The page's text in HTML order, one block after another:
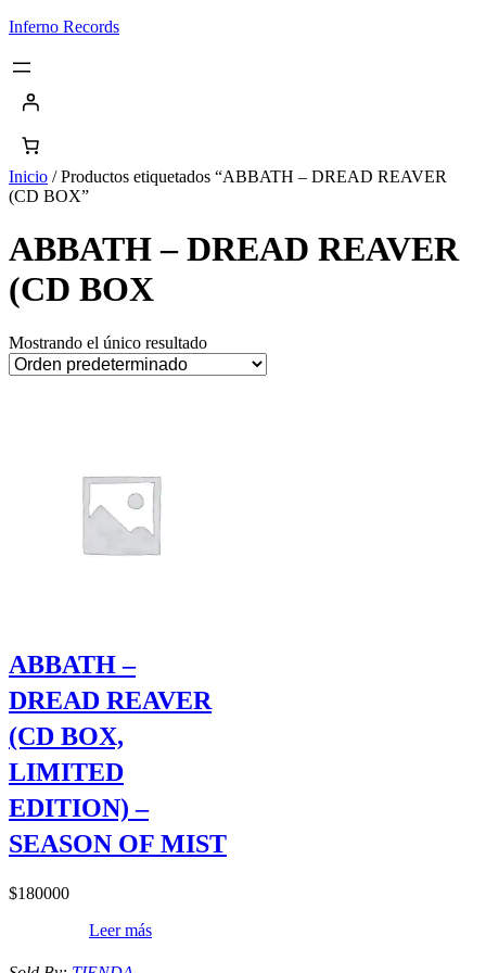
Saltar
contenido
Inferno Records
Inicio / Productos etiquetados “ABBATH – DREAD REAVER
(CD BOX”
ABBATH – DREAD REAVER
(CD BOX
Mostrando el único resultado
ABBATH –
DREAD REAVER
(CD BOX,
LIMITED
EDITION) –
SEASON OF MIST
$180000
Leer más